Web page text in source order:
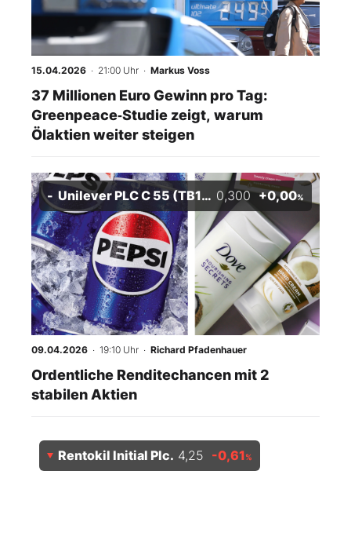
15.04.2026 · 21:00 Uhr · Markus Voss
37 Millionen Euro Gewinn pro Tag:
Greenpeace‑Studie zeigt, warum
Ölaktien weiter steigen
Unilever PLC C 55 (TB1) 12/26 0,300 +0,00%
09.04.2026 · 19:10 Uhr · Richard Pfadenhauer
Ordentliche Renditechancen mit 2
stabilen Aktien
Rentokil Initial Plc. 4,25 -0,61%